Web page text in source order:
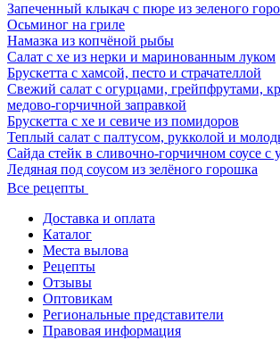
Запеченный клыкач с пюре из зеленого
Осьминог на гриле
Намазка из копчёной рыбы
Салат с хе из нерки и маринованным луком
Брускетта с хамсой, песто и страчателлой
Свежий салат с огурцами, грейпфрутами,
медово-горчичной заправкой
Брускетта с хе и севиче из помидоров
Теплый салат с палтусом, рукколой и
Сайда стейк в сливочно-горчичном соусе с
Ледяная под соусом из зелёного горошка
Все рецепты
Доставка и оплата
Каталог
Места вылова
Рецепты
Отзывы
Оптовикам
Региональные представители
Правовая информация